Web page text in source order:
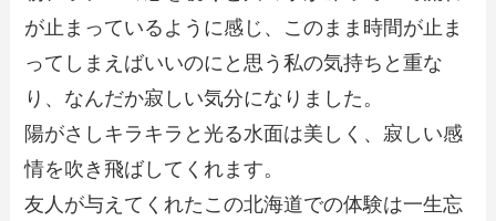
が止まっているように感じ、このまま時間が止ま
ってしまえばいいのにと思う私の気持ちと重な
り、なんだか寂しい気分になりました。
陽がさしキラキラと光る水面は美しく、寂しい感
情を吹き飛ばしてくれます。
友人が与えてくれたこの北海道での体験は一生忘